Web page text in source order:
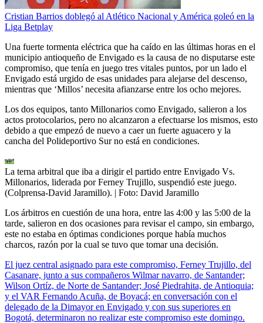
Cristian Barrios doblegó al Atlético Nacional y América goleó en la
Liga Betplay
Una fuerte tormenta eléctrica que ha caído en las últimas horas en el
municipio antioqueño de Envigado es la causa de no disputarse este
compromiso, que tenía en juego tres vitales puntos, por un lado el
Envigado está urgido de esas unidades para alejarse del descenso,
mientras que ‘Millos’ necesita afianzarse entre los ocho mejores.
Los dos equipos, tanto Millonarios como Envigado, salieron a los
actos protocolarios, pero no alcanzaron a efectuarse los mismos, esto
debido a que empezó de nuevo a caer un fuerte aguacero y la
cancha del Polideportivo Sur no está en condiciones.
La terna arbitral que iba a dirigir el partido entre Envigado Vs.
Millonarios, liderada por Ferney Trujillo, suspendió este juego.
(Colprensa-David Jaramillo). | Foto: David Jaramillo
Los árbitros en cuestión de una hora, entre las 4:00 y las 5:00 de la
tarde, salieron en dos ocasiones para revisar el campo, sin embargo,
este no estaba en óptimas condiciones porque había muchos
charcos, razón por la cual se tuvo que tomar una decisión.
El juez central asignado para este compromiso, Ferney Trujillo, del
Casanare, junto a sus compañeros Wilmar navarro, de Santander;
Wilson Ortíz, de Norte de Santander; José Piedrahita, de Antioquia;
y el VAR Fernando Acuña, de Boyacá; en conversación con el
delegado de la Dimayor en Envigado y con sus superiores en
Bogotá, determinaron no realizar este compromiso este domingo.